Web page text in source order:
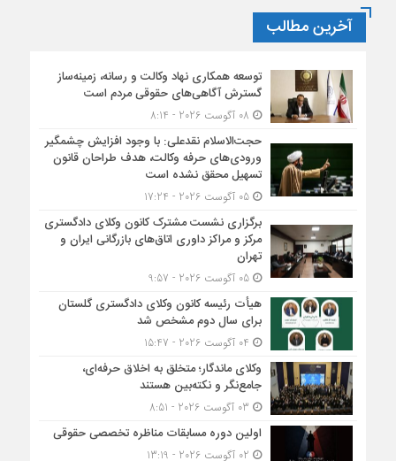
آخرین مطالب
توسعه همکاری نهاد وکالت و رسانه، زمینه‌ساز
گسترش آگاهی‌های حقوقی مردم است
حجت‌الاسلام نقدعلی: با وجود افزایش چشمگیر
ورودی‌های حرفه وکالت، هدف طراحان قانون
تسهیل محقق نشده است
05 آگوست 2026 - 17:24
برگزاری نشست مشترک کانون وکلای دادگستری
مرکز و مراکز داوری اتاق‌های بازرگانی ایران و
تهران
05 آگوست 2026 - 9:57
هیأت ‌رئیسه کانون وکلای دادگستری گلستان
برای سال دوم مشخص شد
وکلای ماندگار؛ متخلق به اخلاق حرفه‌ای،
جامع‌نگر و نکته‌بین هستند
اولین دوره مسابقات مناظره تخصصی حقوقی